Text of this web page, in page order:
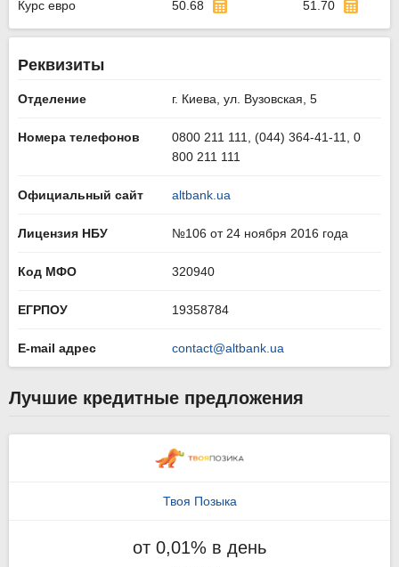
Курс евро 50.68 51.70
Реквизиты
Отделение г. Киева, ул. Вузовская, 5
Номера телефонов
0800 211 111, (044) 364-41-11, 0
800 211 111
Официальный сайт altbank.ua
Лицензия НБУ №106 от 24 ноября 2016 года
Код МФО 320940
ЕГРПОУ 19358784
E-mail адрес contact@altbank.ua
Лучшие кредитные предложения
Твоя Позыка
от 0,01% в день